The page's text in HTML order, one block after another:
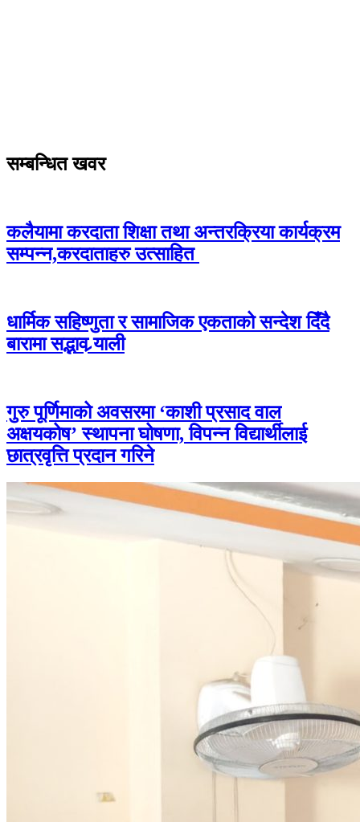
सम्बन्धित खवर
कलैयामा करदाता शिक्षा तथा अन्तरक्रिया कार्यक्रम
सम्पन्न,करदाताहरु उत्साहित
धार्मिक सहिष्णुता र सामाजिक एकताको सन्देश दिँदै
बारामा सद्भाव र्‍याली
गुरु पूर्णिमाको अवसरमा ‘काशी प्रसाद वाल
अक्षयकोष’ स्थापना घोषणा, विपन्न विद्यार्थीलाई
छात्रवृत्ति प्रदान गरिने